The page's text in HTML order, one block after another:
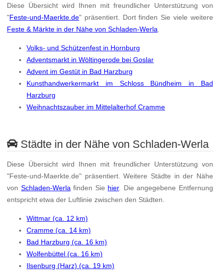
Diese Übersicht wird Ihnen mit freundlicher Unterstützung von
"Feste-und-Maerkte.de" präsentiert. Dort finden Sie viele weitere
Feste & Märkte in der Nähe von Schladen-Werla
Volks- und Schützenfest in Hornburg
Adventsmarkt in Wöltingerode bei Goslar
Advent im Gestüt in Bad Harzburg
Kunsthandwerkermarkt im Schloss Bündheim in Bad
Harzburg
Weihnachtszauber im Mittelalterhof Cramme
Städte in der Nähe von Schladen-Werla
Diese Übersicht wird Ihnen mit freundlicher Unterstützung von
"Feste-und-Maerkte.de" präsentiert. Weitere Städte in der Nähe
von Schladen-Werla finden Sie hier. Die angegebene Entfernung
entspricht etwa der Luftlinie zwischen den Städten.
Wittmar (ca. 12 km)
Cramme (ca. 14 km)
Bad Harzburg (ca. 16 km)
Wolfenbüttel (ca. 16 km)
Ilsenburg (Harz) (ca. 19 km)